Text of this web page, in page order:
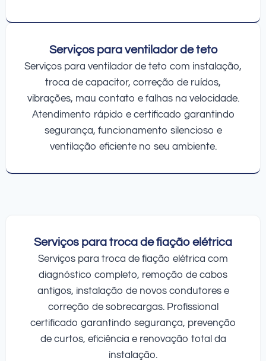
Serviços para ventilador de teto
Serviços para ventilador de teto com instalação,
troca de capacitor, correção de ruídos,
vibrações, mau contato e falhas na velocidade.
Atendimento rápido e certificado garantindo
segurança, funcionamento silencioso e
ventilação eficiente no seu ambiente.
Serviços para troca de fiação elétrica
Serviços para troca de fiação elétrica com
diagnóstico completo, remoção de cabos
antigos, instalação de novos condutores e
correção de sobrecargas. Profissional
certificado garantindo segurança, prevenção
de curtos, eficiência e renovação total da
instalação.